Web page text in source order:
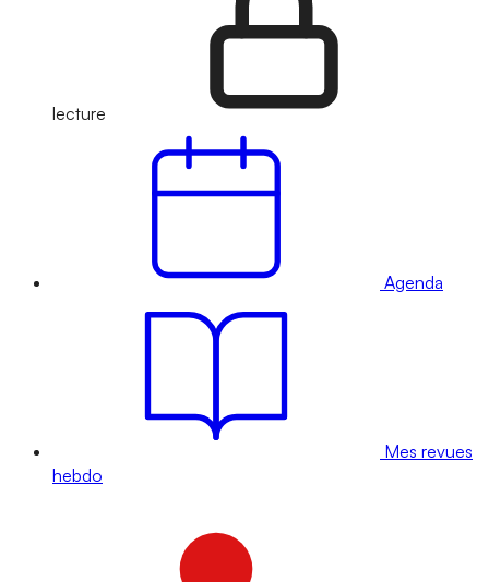
lecture
Agenda
Mes revues
hebdo